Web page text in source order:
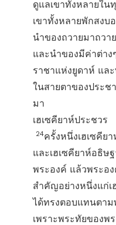
ดูแลเขาทั้งหลายใน
เขาทั้งหลายพักสงบ
นำของถวายมาถวา
และนำของมีค่าต่าง
ราชาแห่งยูดาห์ แล
ในสายตาของประช
มา
เฮเซคียาห์ประชวร
24ครั้งหนึ่งเฮเซคีย
และเฮเซคียาห์อธิษ
พระองค์ แล้วพระอ
สำคัญอย่างหนึ่งแก่เ
ได้ทรงตอบแทนตา
เพราะพระทัยของพ